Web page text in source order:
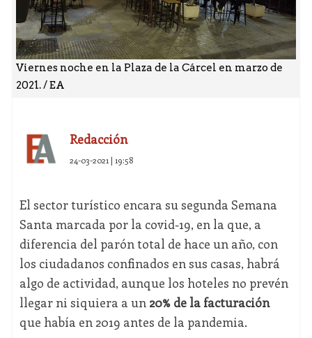
Viernes noche en la Plaza de la Cárcel en marzo de
2021. / EA
Redacción
24-03-2021 | 19:58
El sector turístico encara su segunda Semana
Santa marcada por la covid-19, en la que, a
diferencia del parón total de hace un año, con
los ciudadanos confinados en sus casas, habrá
algo de actividad, aunque los hoteles no prevén
llegar ni siquiera a un 20% de la facturación
que había en 2019 antes de la pandemia.